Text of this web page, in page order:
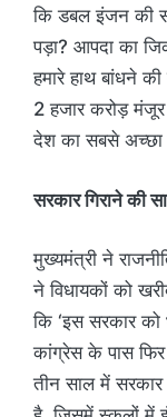
कि डबल इंजन की
पड़ा? आपदा का
हमारे हाथ बांधने
2 हजार करोड़
देश का सबसे अच्छा
सरकार गिराने की
मुख्यमंत्री ने
ने विधायकों को
कि ‘इस सरकार
कांग्रेस के पास फिर
तीन साल में सरकार